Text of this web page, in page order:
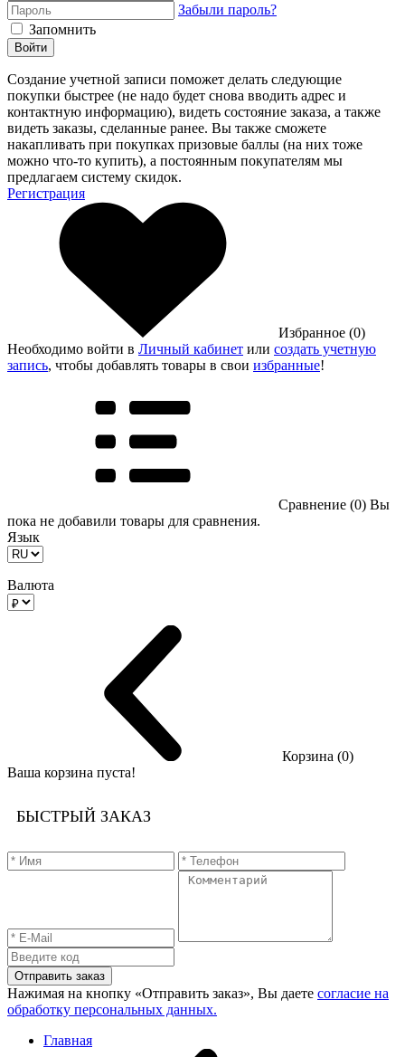
Забыли пароль?
Запомнить
Войти
Создание учетной записи поможет делать следующие
покупки быстрее (не надо будет снова вводить адрес и
контактную информацию), видеть состояние заказа, а также
видеть заказы, сделанные ранее. Вы также сможете
накапливать при покупках призовые баллы (на них тоже
можно что-то купить), а постоянным покупателям мы
предлагаем систему скидок.
Регистрация
Избранное (0)
Необходимо войти в Личный кабинет или создать учетную
запись, чтобы добавлять товары в свои избранные!
Сравнение (0) Вы
пока не добавили товары для сравнения.
Язык
Валюта
Корзина (0)
Ваша корзина пуста!
БЫСТРЫЙ ЗАКАЗ
Отправить заказ
Нажимая на кнопку «Отправить заказ», Вы даете согласие на
обработку персональных данных.
Главная